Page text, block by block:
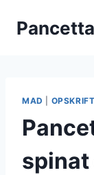
MAD
spinat